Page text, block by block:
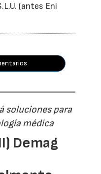
(antes Eni
soluciones para
médica
Demag